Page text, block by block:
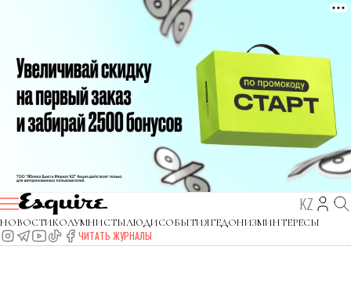
KZ
НОВОСТИКОЛУМНИСТЫЛЮДИСОБЫТИЯГЕДОНИЗМИНТЕРЕСЫ
ЧИТАТЬ ЖУРНАЛЫ